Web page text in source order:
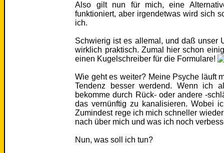
Also gilt nun für mich, eine
funktioniert, aber irgendetwas wird sich
ich.
Schwierig ist es allemal, und daß unser
wirklich praktisch. Zumal hier schon
einen Kugelschreiber für die Formulare!
Wie geht es weiter? Meine Psyche läuft
Tendenz besser werdend. Wenn ich
bekomme durch Rück- oder andere -
das vernünftig zu kanalisieren. Wobei
Zumindest rege ich mich schneller
nach über mich und was ich noch
Nun, was soll ich tun?